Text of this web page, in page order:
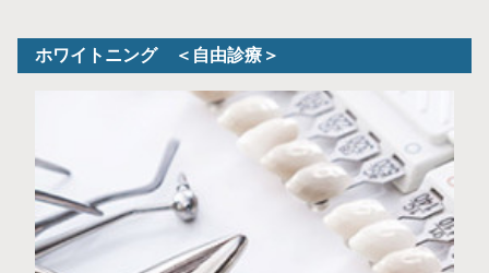
ホワイトニング ＜自由診療＞